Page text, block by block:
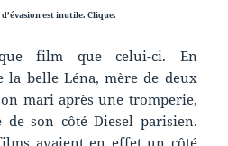
est inutile. Clique.
film que celui-ci. En
la belle Léna, mère de deux
mari après une tromperie,
de son côté Diesel parisien.
avaient en effet un côté